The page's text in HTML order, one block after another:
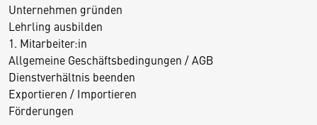
Unternehmen gründen
Lehrling ausbilden
1. Mitarbeiter:in
Allgemeine Geschäftsbedingungen / AGB
Dienstverhältnis beenden
Exportieren / Importieren
Förderungen